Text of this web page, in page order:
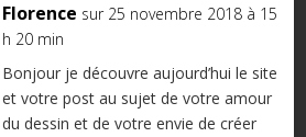
Florence sur 25 novembre 2018 à 15
h 20 min
Bonjour je découvre aujourd’hui le site
et votre post au sujet de votre amour
du dessin et de votre envie de créer